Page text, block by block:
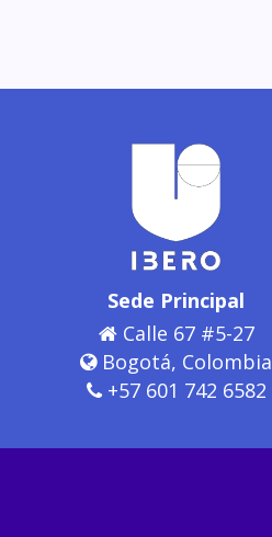
Sede Principal
Calle 67 #5-27
Bogotá, Colombia
+57 601 742 6582